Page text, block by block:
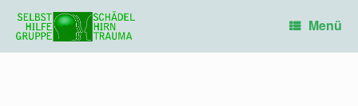
Inhalt
springen
Menü